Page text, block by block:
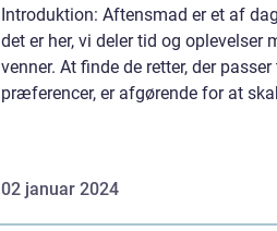
Introduktion: Aftensmad er et af
det er her, vi deler tid og oplevelser
venner. At finde de retter, der
præferencer, er afgørende for at
02 januar 2024